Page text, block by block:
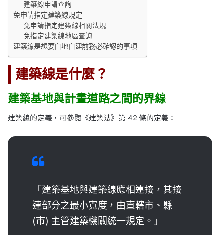
建築線申請查詢
免申請指定建築線規定
免申請指定建築線相關法規
免指定建築線地區查詢
建築線是想要自地自建前務必確認的事項
建築線是什麼？
建築基地與計畫道路之間的界線
建築線的定義，可參閱《建築法》第 42 條的定義：
「建築基地與建築線應相連接，其接
連部分之最小寬度，由直轄市、縣
(市) 主管建築機關統一規定。」